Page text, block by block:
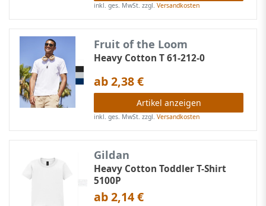
inkl. ges. MwSt. zzgl.Versandkosten
Fruit of the Loom
Heavy Cotton T 61-212-0
ab 2,38 €
Artikel anzeigen
inkl. ges. MwSt. zzgl.Versandkosten
Gildan
Heavy Cotton Toddler T-Shirt
5100P
ab 2,14 €